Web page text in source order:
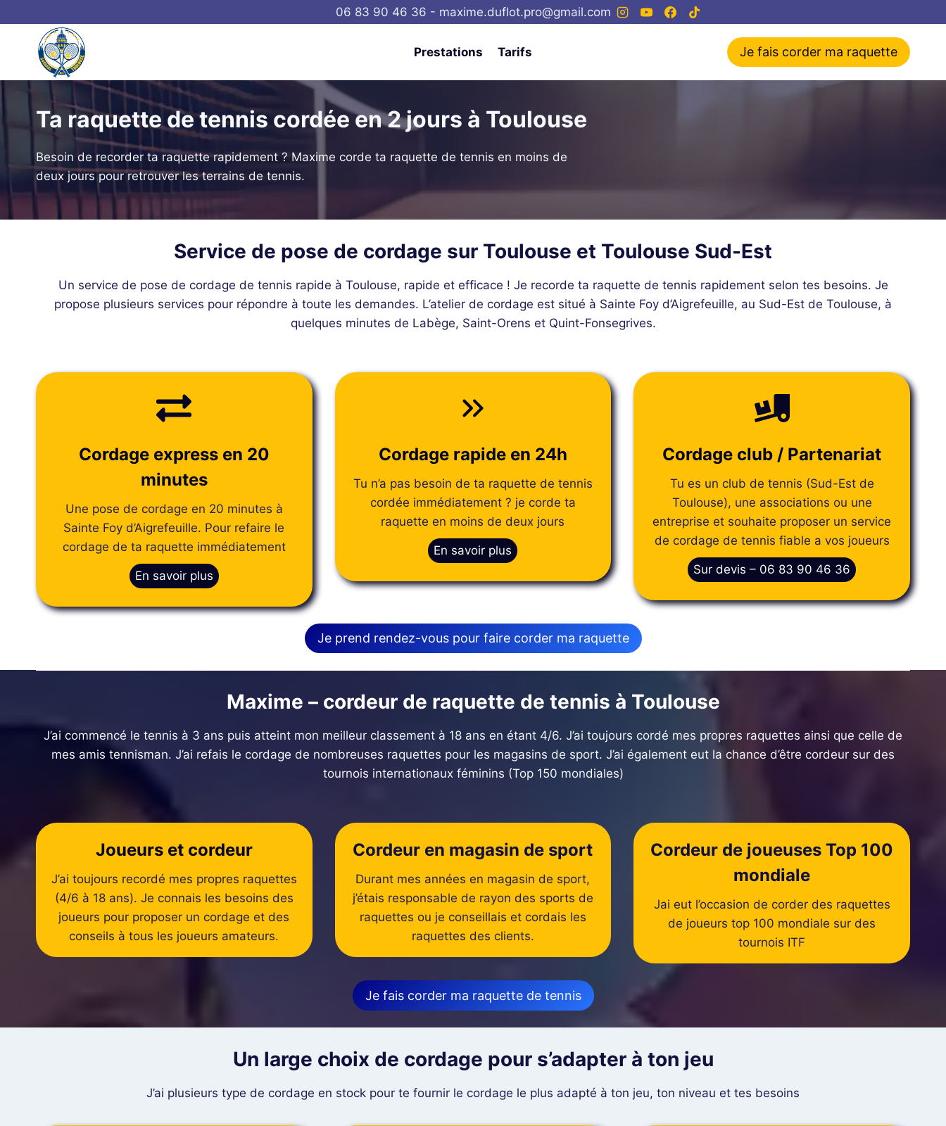
au
contenu
06 83 90 46 36 - maxime.duflot.pro@gmail.com
Prestations Tarifs Je fais corder ma raquette
Ta raquette de tennis cordée en 2 jours à Toulouse
Besoin de recorder ta raquette rapidement ? Maxime corde ta raquette de tennis en moins de
deux jours pour retrouver les terrains de tennis.
Service de pose de cordage sur Toulouse et Toulouse Sud-Est
Un service de pose de cordage de tennis rapide à Toulouse, rapide et efficace ! Je recorde ta raquette de tennis rapidement selon tes besoins. Je
propose plusieurs services pour répondre à toute les demandes. L’atelier de cordage est situé à Sainte Foy d’Aigrefeuille, au Sud-Est de Toulouse, à
quelques minutes de Labège, Saint-Orens et Quint-Fonsegrives.
Cordage express en 20
minutes
Une pose de cordage en 20 minutes à
Sainte Foy d’Aigrefeuille. Pour refaire le
cordage de ta raquette immédiatement
En savoir plus
Cordage rapide en 24h
Tu n’a pas besoin de ta raquette de tennis
cordée immédiatement ? je corde ta
raquette en moins de deux jours
En savoir plus
Cordage club / Partenariat
Tu es un club de tennis (Sud-Est de
Toulouse), une associations ou une
entreprise et souhaite proposer un service
de cordage de tennis fiable a vos joueurs
Sur devis – 06 83 90 46 36
Je prend rendez-vous pour faire corder ma raquette
Maxime – cordeur de raquette de tennis à Toulouse
J’ai commencé le tennis à 3 ans puis atteint mon meilleur classement à 18 ans en étant 4/6. J’ai toujours cordé mes propres raquettes ainsi que celle de
mes amis tennisman. J’ai refais le cordage de nombreuses raquettes pour les magasins de sport. J’ai également eut la chance d’être cordeur sur des
tournois internationaux féminins (Top 150 mondiales)
Joueurs et cordeur
J’ai toujours recordé mes propres raquettes
(4/6 à 18 ans). Je connais les besoins des
joueurs pour proposer un cordage et des
conseils à tous les joueurs amateurs.
Cordeur en magasin de sport
Durant mes années en magasin de sport,
j’étais responsable de rayon des sports de
raquettes ou je conseillais et cordais les
raquettes des clients.
Cordeur de joueuses Top 100
mondiale
Jai eut l’occasion de corder des raquettes
de joueurs top 100 mondiale sur des
tournois ITF
Je fais corder ma raquette de tennis
Un large choix de cordage pour s’adapter à ton jeu
J’ai plusieurs type de cordage en stock pour te fournir le cordage le plus adapté à ton jeu, ton niveau et tes besoins